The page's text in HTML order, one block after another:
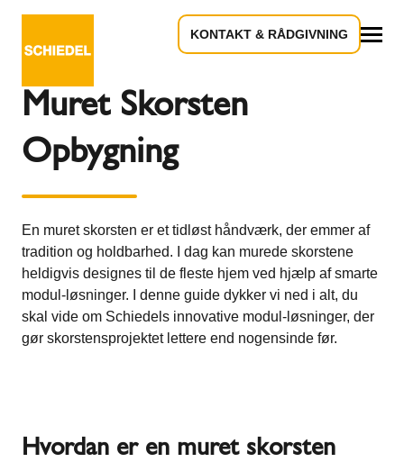
KONTAKT & RÅDGIVNING
Muret Skorsten
Opbygning
En muret skorsten er et tidløst håndværk, der emmer af
tradition og holdbarhed. I dag kan murede skorstene
heldigvis designes til de fleste hjem ved hjælp af smarte
modul-løsninger. I denne guide dykker vi ned i alt, du
skal vide om Schiedels innovative modul-løsninger, der
gør skorstensprojektet lettere end nogensinde før.
Hvordan er en muret skorsten